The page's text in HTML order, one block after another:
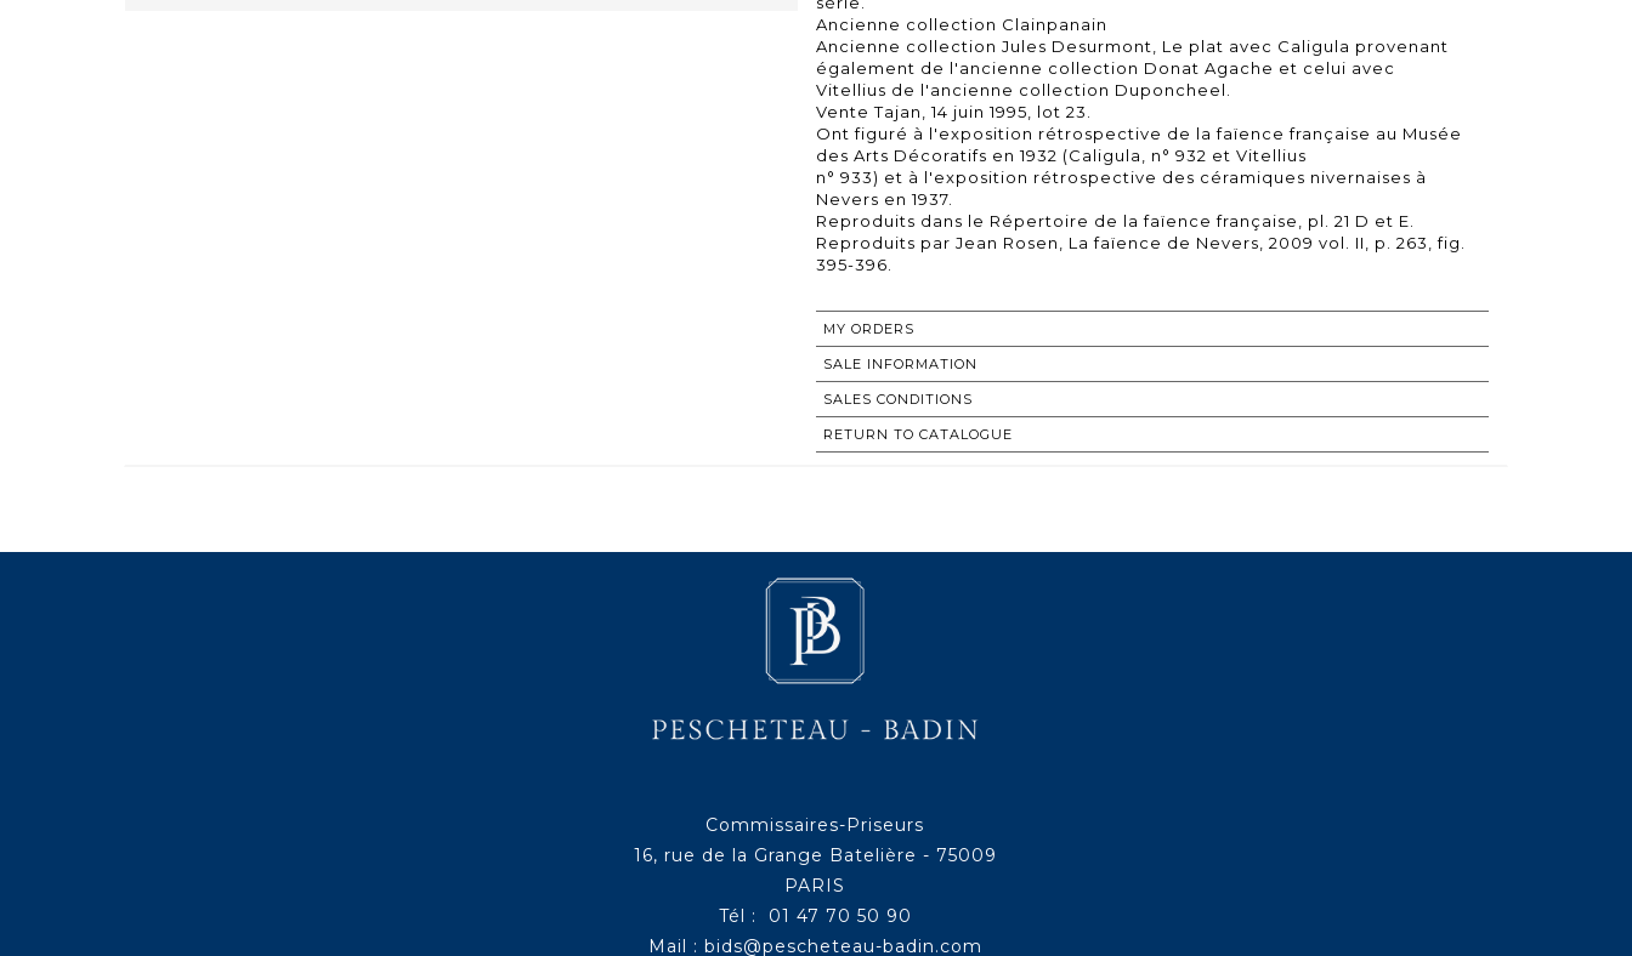
Ancienne collection Clainpanain
Ancienne collection Jules Desurmont, Le plat avec Caligula provenant
également de l'ancienne collection Donat Agache et celui avec
Vitellius de l'ancienne collection Duponcheel.
Vente Tajan, 14 juin 1995, lot 23.
Ont figuré à l'exposition rétrospective de la faïence française au Musée
des Arts Décoratifs en 1932 (Caligula, n° 932 et Vitellius
n° 933) et à l'exposition rétrospective des céramiques nivernaises à
Nevers en 1937.
Reproduits dans le Répertoire de la faïence française, pl. 21 D et E.
Reproduits par Jean Rosen, La faïence de Nevers, 2009 vol. II, p. 263, fig.
395-396.
MY ORDERS
SALE INFORMATION
SALES CONDITIONS
RETURN TO CATALOGUE
Commissaires-Priseurs
16, rue de la Grange Batelière - 75009
PARIS
Tél : 01 47 70 50 90
Mail : bids@pescheteau-badin.com